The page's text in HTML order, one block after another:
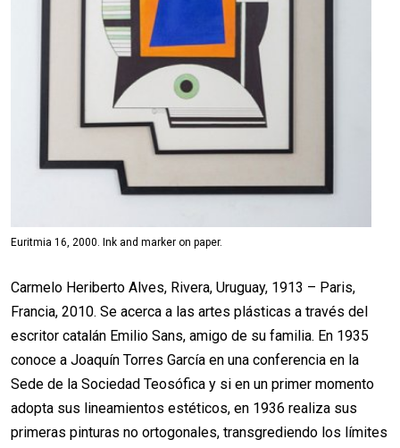
Euritmia 16, 2000. Ink and marker on paper.
Carmelo Heriberto Alves, Rivera, Uruguay, 1913 – Paris,
Francia, 2010. Se acerca a las artes plásticas a través del
escritor catalán Emilio Sans, amigo de su familia. En 1935
conoce a Joaquín Torres García en una conferencia en la
Sede de la Sociedad Teosófica y si en un primer momento
adopta sus lineamientos estéticos, en 1936 realiza sus
primeras pinturas no ortogonales, transgrediendo los límites